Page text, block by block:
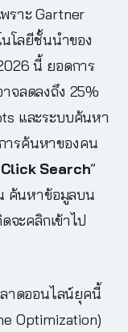
ราะ Gartner
โลยีชั้นนำของ
นี้ ยอดการ
จลดลงถึง 25%
และระบบค้นหา
ารค้นหาของคน
Search”
ค้นหาข้อมูลบน
จะคลิกเข้าไป
าดออนไลน์ยุคนี้
Optimization)